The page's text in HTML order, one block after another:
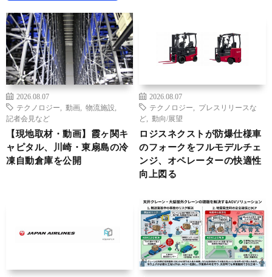
2026.08.07
テクノロジー
動画 物流施設
記者会見など
【現地取材・動画】霞ヶ関キ
ャピタル、川崎・東扇島の冷
凍自動倉庫を公開
2026.08.07
テクノロジー
プレスリリースな
ど
動向/展望
ロジスネクストが防爆仕様車
のフォークをフルモデルチェ
ンジ、オペレーターの快適性
向上図る